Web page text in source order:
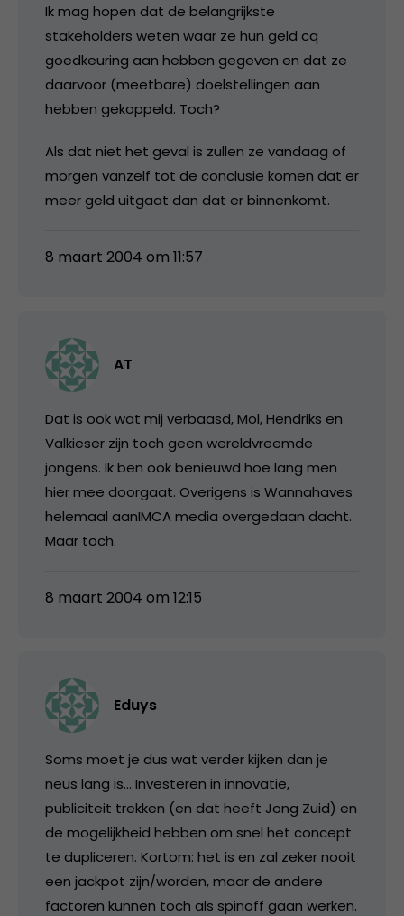
Ik mag hopen dat de belangrijkste
stakeholders weten waar ze hun geld cq
goedkeuring aan hebben gegeven en dat ze
daarvoor (meetbare) doelstellingen aan
hebben gekoppeld. Toch?
Als dat niet het geval is zullen ze vandaag of
morgen vanzelf tot de conclusie komen dat er
meer geld uitgaat dan dat er binnenkomt.
8 maart 2004 om 11:57
AT
Dat is ook wat mij verbaasd, Mol, Hendriks en
Valkieser zijn toch geen wereldvreemde
jongens. Ik ben ook benieuwd hoe lang men
hier mee doorgaat. Overigens is Wannahaves
helemaal aanIMCA media overgedaan dacht.
Maar toch.
8 maart 2004 om 12:15
Eduys
Soms moet je dus wat verder kijken dan je
neus lang is… Investeren in innovatie,
publiciteit trekken (en dat heeft Jong Zuid) en
de mogelijkheid hebben om snel het concept
te dupliceren. Kortom: het is en zal zeker nooit
een jackpot zijn/worden, maar de andere
factoren kunnen toch als spinoff gaan werken.